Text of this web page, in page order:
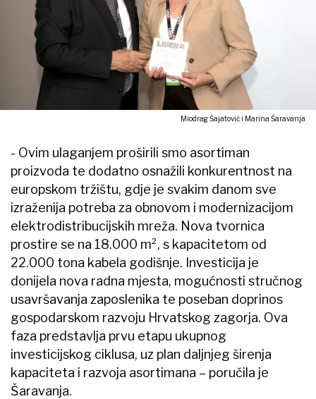
Miodrag Šajatović i Marina Šaravanja
- Ovim ulaganjem proširili smo asortiman
proizvoda te dodatno osnažili konkurentnost na
europskom tržištu, gdje je svakim danom sve
izraženija potreba za obnovom i modernizacijom
elektrodistribucijskih mreža. Nova tvornica
prostire se na 18.000 m², s kapacitetom od
22.000 tona kabela godišnje. Investicija je
donijela nova radna mjesta, mogućnosti stručnog
usavršavanja zaposlenika te poseban doprinos
gospodarskom razvoju Hrvatskog zagorja. Ova
faza predstavlja prvu etapu ukupnog
investicijskog ciklusa, uz plan daljnjeg širenja
kapaciteta i razvoja asortimana – poručila je
Šaravanja.